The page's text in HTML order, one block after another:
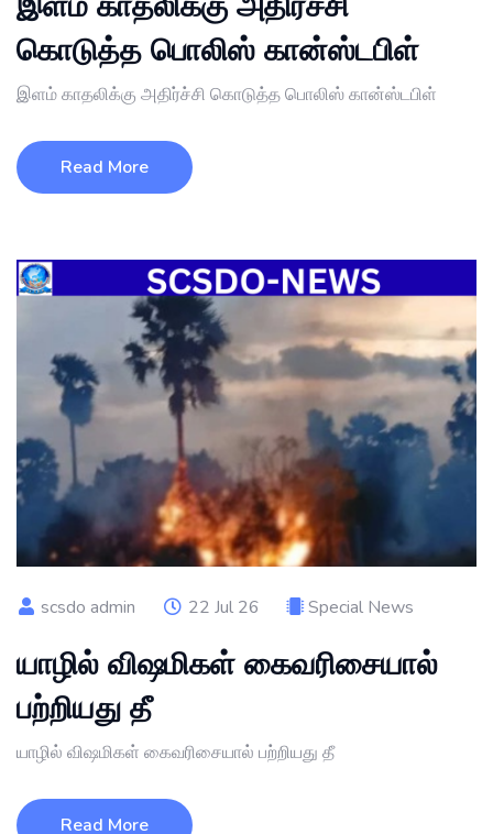
கொடுத்த பொலிஸ் கான்ஸ்டபிள்
இளம் காதலிக்கு அதிர்ச்சி கொடுத்த பொலிஸ் கான்ஸ்டபிள்
Read More
scsdo admin 22 Jul 26 Special News
யாழில் விஷமிகள் கைவரிசையால்
பற்றியது தீ
யாழில் விஷமிகள் கைவரிசையால் பற்றியது தீ
Read More